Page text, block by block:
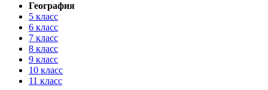
География
5 класс
6 класс
7 класс
8 класс
9 класс
10 класс
11 класс